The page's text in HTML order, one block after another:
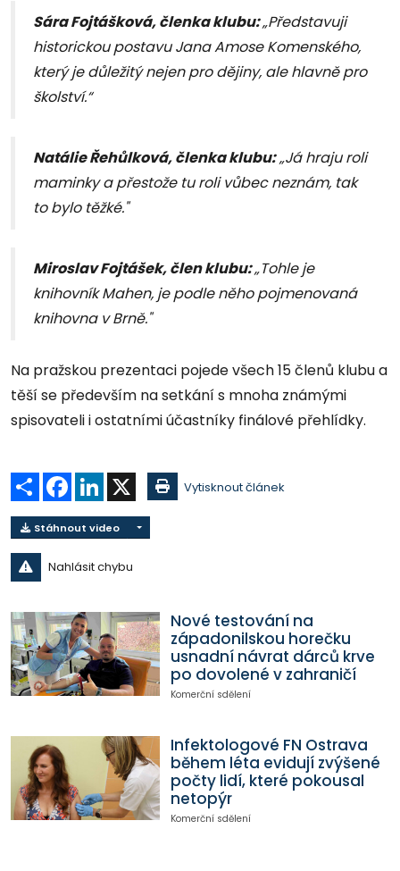
Sára Fojtášková, členka klubu:„Představuji
historickou postavu Jana Amose Komenského,
který je důležitý nejen pro dějiny, ale hlavně pro
školství.“
Natálie Řehůlková, členka klubu:„Já hraju roli
maminky a přestože tu roli vůbec neznám, tak
to bylo těžké."
Miroslav Fojtášek, člen klubu:„Tohle je
knihovník Mahen, je podle něho pojmenovaná
knihovna v Brně."
Na pražskou prezentaci pojede všech 15 členů klubu a
těší se především na setkání s mnoha známými
spisovateli i ostatními účastníky finálové přehlídky.
Sdílet Facebook
LinkedIn Vytisknout článek
Stáhnout video
Nahlásit chybu
Nové testování na
západonilskou horečku
usnadní návrat dárců krve
po dovolené v zahraničí
Komerční sdělení
Infektologové FN Ostrava
během léta evidují zvýšené
počty lidí, které pokousal
netopýr
Komerční sdělení